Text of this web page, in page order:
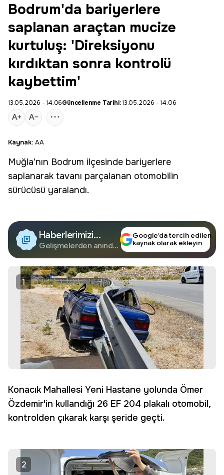
Bodrum'da bariyerlere
saplanan araçtan mucize
kurtuluş: 'Direksiyonu
kırdıktan sonra kontrolü
kaybettim'
13.05.2026 - 14:06Güncellenme Tarihi:13.05.2026 - 14:06
Kaynak: AA
Muğla'nın Bodrum ilçesinde bariyerlere
saplanarak tavanı parçalanan otomobilin
sürücüsü yaralandı.
Haberlerimizi
Google'da Takip
Edin
Gelişmelerden anında
Google’da tercih edilen
kaynak olarak ekleyin
1
Konacık Mahallesi Yeni Hastane yolunda Ömer
Özdemir'in kullandığı 26 EF 204 plakalı otomobil,
kontrolden çıkarak karşı şeride geçti.
2